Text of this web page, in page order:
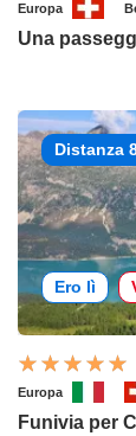
Europa
Una
Distanza
Ero lì
Europa
Funivia per